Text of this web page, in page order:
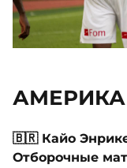
АМЕРИКА
🇧🇷 Кайо
Отборочные